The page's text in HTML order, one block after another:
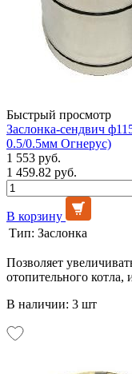
Быстрый просмотр
Заслонка-сендвич
0.5/0.5мм Огнерус)
1 553 руб.
1 459.82 руб.
В корзину
Тип: Заслонка
Позволяет
отопительного котла,
В наличии: 3 шт